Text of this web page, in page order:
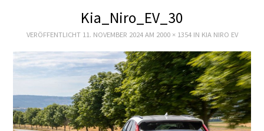
ZUKUNFT MOBIL
TEST
SCHAUFENSTER
E+PIH
Kia_Niro_EV_30
VERÖFFENTLICHT 11. NOVEMBER 2024AM 2000 × 1354IN KIA NIRO EV